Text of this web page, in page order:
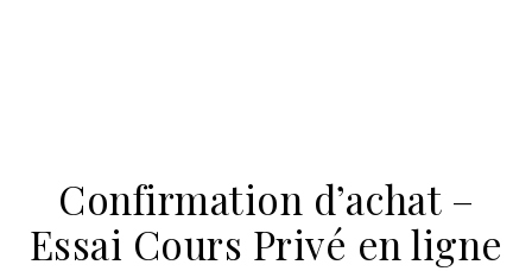
Confirmation d’achat –
Essai Cours Privé en ligne